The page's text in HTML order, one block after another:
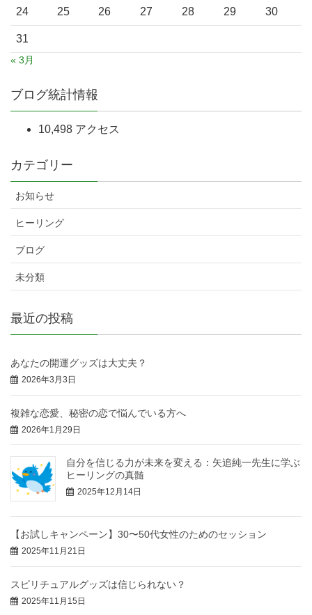
24 25 26 27 28 29 30
31
« 3月
ブログ統計情報
10,498 アクセス
カテゴリー
お知らせ
ヒーリング
ブログ
未分類
最近の投稿
あなたの開運グッズは大丈夫？
2026年3月3日
複雑な恋愛、秘密の恋で悩んでいる方へ
2026年1月29日
自分を信じる力が未来を変える：矢追純一先生に学ぶ
ヒーリングの真髄
2025年12月14日
【お試しキャンペーン】30〜50代女性のためのセッション
2025年11月21日
スピリチュアルグッズは信じられない？
2025年11月15日